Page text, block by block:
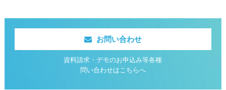
お問い合わせ
資料請求・デモのお申込み等各種
問い合わせはこちらへ